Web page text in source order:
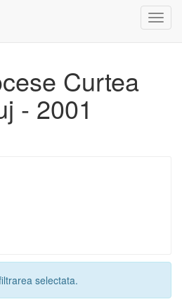
Curtea
- 2001
selectata.